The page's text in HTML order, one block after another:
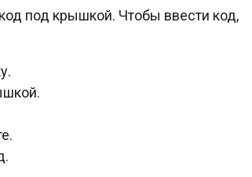
под крышкой. Чтобы ввести код,